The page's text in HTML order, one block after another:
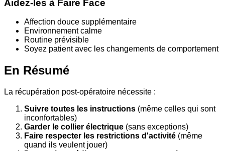
Aidez-les à Faire Face
Affection douce supplémentaire
Environnement calme
Routine prévisible
Soyez patient avec les changements de comportement
En Résumé
La récupération post-opératoire nécessite :
Suivre toutes les instructions (même celles qui sont
inconfortables)
Garder le collier électrique (sans exceptions)
Faire respecter les restrictions d'activité (même
quand ils veulent jouer)